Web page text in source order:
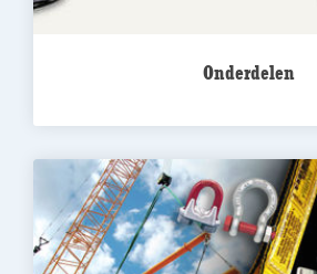
Onderdelen